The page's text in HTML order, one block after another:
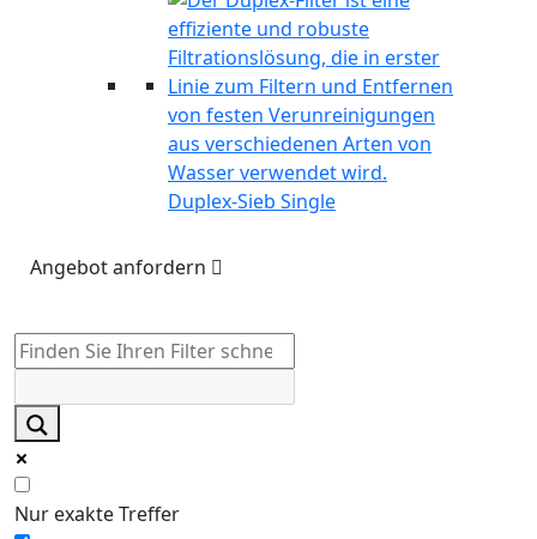
Duplex-Sieb Single
Angebot anfordern
Nur exakte Treffer